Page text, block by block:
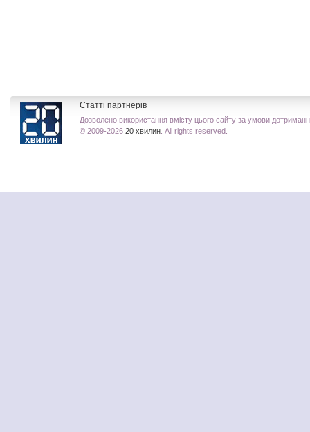
Статті партнерів
Дозволено використання вмісту цього сайту за умови
© 2009-2026 20 хвилин . All rights reserved.